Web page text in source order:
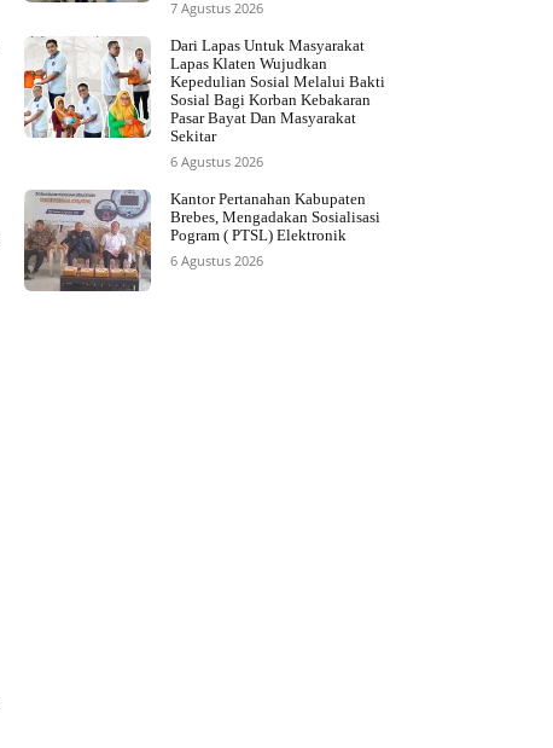
7 Agustus 2026
Dari Lapas Untuk Masyarakat
Lapas Klaten Wujudkan
Kepedulian Sosial Melalui Bakti
Sosial Bagi Korban Kebakaran
Pasar Bayat Dan Masyarakat
Sekitar
6 Agustus 2026
Kantor Pertanahan Kabupaten
Brebes, Mengadakan Sosialisasi
Pogram ( PTSL) Elektronik
6 Agustus 2026